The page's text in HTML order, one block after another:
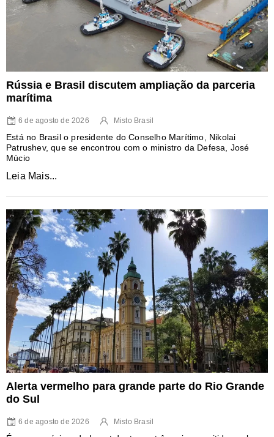
Rússia e Brasil discutem ampliação da parceria
marítima
6 de agosto de 2026 Misto Brasil
Está no Brasil o presidente do Conselho Marítimo, Nikolai
Patrushev, que se encontrou com o ministro da Defesa, José
Múcio
Leia Mais...
Alerta vermelho para grande parte do Rio Grande
do Sul
6 de agosto de 2026 Misto Brasil